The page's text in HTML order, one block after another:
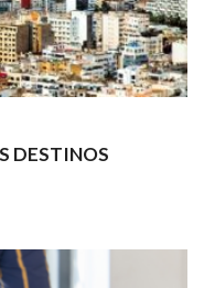
DESTINOS